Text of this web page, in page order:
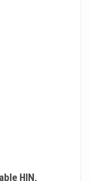
HIN,